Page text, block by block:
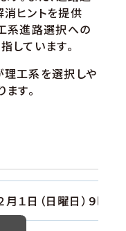
ヒントを提供
系進路選択への
しています。
工系を選択しや
す。
月１日（日曜日）９時